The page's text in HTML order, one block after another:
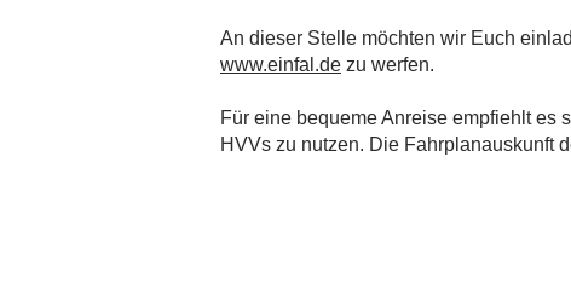
An dieser Stelle möchten wir Euch
www.einfal.de zu werfen.
Für eine bequeme Anreise empfiehlt es
HVVs zu nutzen. Die Fahrplanauskunft